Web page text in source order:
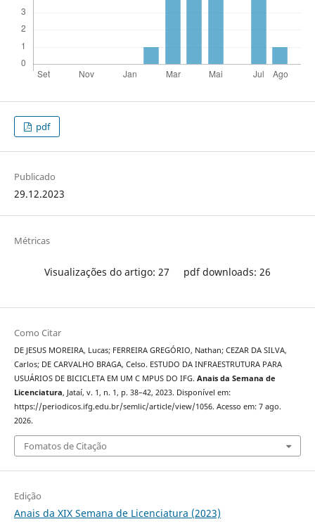
pdf
Publicado
29.12.2023
Métricas
Visualizações do artigo: 27 pdf downloads: 26
Como Citar
DE JESUS MOREIRA, Lucas; FERREIRA GREGÓRIO, Nathan; CEZAR DA SILVA,
Carlos; DE CARVALHO BRAGA, Celso. ESTUDO DA INFRAESTRUTURA PARA
USUÁRIOS DE BICICLETA EM UM C MPUS DO IFG. Anais da Semana de
Licenciatura, Jataí, v. 1, n. 1, p. 38–42, 2023. Disponível em:
https://periodicos.ifg.edu.br/semlic/article/view/1056. Acesso em: 7 ago.
2026.
Fomatos de Citação
Edição
Anais da XIX Semana de Licenciatura (2023)